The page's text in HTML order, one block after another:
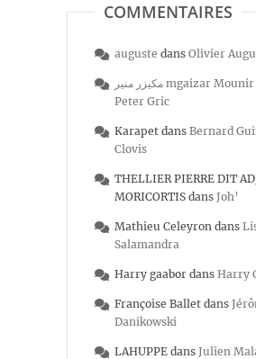
COMMENTAIRES
auguste dans Olivier
مكيزر منير mgaizar Mounir
Peter Gric
Karapet dans Bernard
Clovis
THELLIER PIERRE DIT
MORICORTIS dans Joh’
Mathieu Celeyron dans
Salamandra
Harry gaabor dans Harry
Françoise Ballet dans
Danikowski
LAHUPPE dans Julien